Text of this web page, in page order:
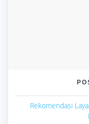
Rekomendasi